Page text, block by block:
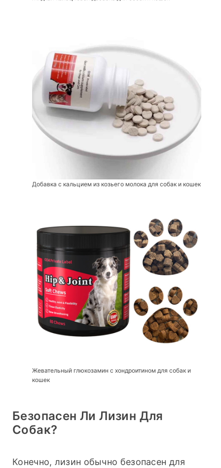
Добавка с кальцием из козьего молока для собак и кошек
Жевательный глюкозамин с хондроитином для собак и
кошек
Безопасен Ли Лизин Для
Собак?
Конечно, лизин обычно безопасен для